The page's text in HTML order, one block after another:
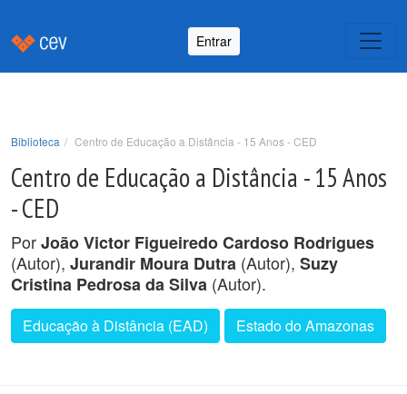
Entrar
Biblioteca Centro de Educação a Distância - 15 Anos - CED
Centro de Educação a Distância - 15 Anos
- CED
PorJoão Victor Figueiredo Cardoso Rodrigues
(Autor), Jurandir Moura Dutra (Autor), Suzy
Cristina Pedrosa da Silva (Autor).
Educação à Distância (EAD) Estado do Amazonas